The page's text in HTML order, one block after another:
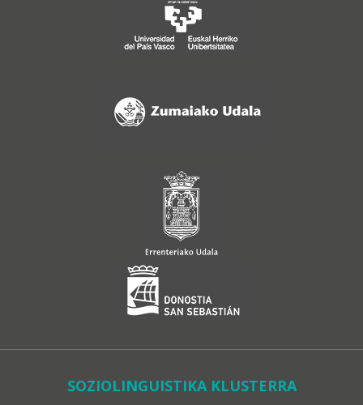
SOZIOLINGUISTIKA KLUSTERRA